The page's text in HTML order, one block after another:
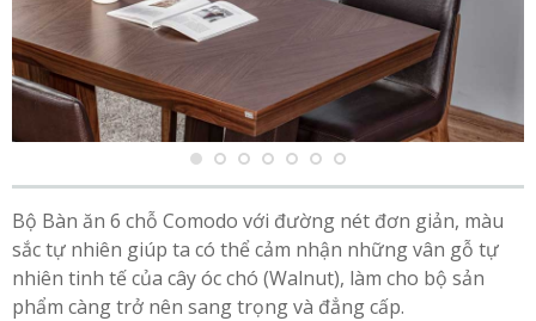
Bộ Bàn ăn 6 chỗ Comodo với đường nét đơn giản, màu
sắc tự nhiên giúp ta có thể cảm nhận những vân gỗ tự
nhiên tinh tế của cây óc chó (Walnut), làm cho bộ sản
phẩm càng trở nên sang trọng và đẳng cấp.